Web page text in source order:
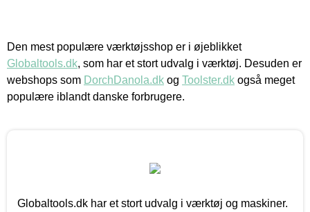
Den mest populære værktøjsshop er i øjeblikket
Globaltools.dk, som har et stort udvalg i værktøj. Desuden er
webshops som DorchDanola.dk og Toolster.dk også meget
populære iblandt danske forbrugere.
Globaltools.dk har et stort udvalg i værktøj og maskiner.